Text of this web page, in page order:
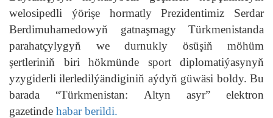
welosipedli ýörişe hormatly Prezidentimiz Serdar
Berdimuhamedowyň gatnaşmagy Türkmenistanda
parahatçylygyň we durnukly ösüşiň möhüm
şertleriniň biri hökmünde sport diplomatiýasynyň
yzygiderli ilerledilýändiginiň aýdyň güwäsi boldy. Bu
barada “Türkmenistan: Altyn asyr” elektron
gazetinde habar berildi.